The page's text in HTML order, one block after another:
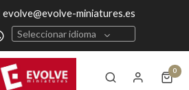
miniatures.es
Seleccionar idioma
0